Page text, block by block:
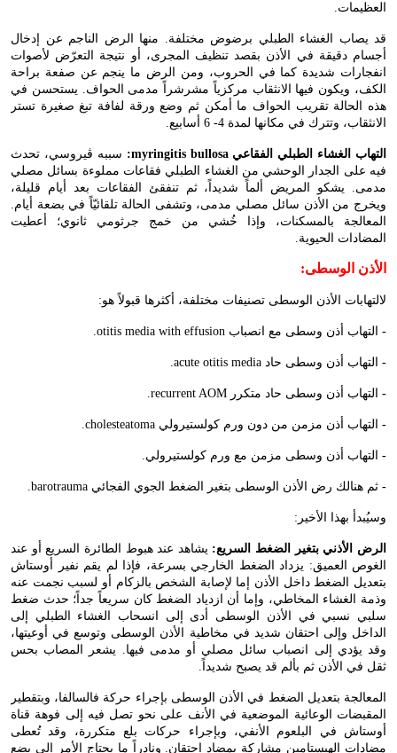
العظيمات.
قد يصاب الغشاء الطبلي برضوض مختلفة. منها الرض الناجم عن إدخال
أجسام دقيقة في الأذن بقصد تنظيف المجرى، أو نتيجة التعرّض لأصوات
انفجارات شديدة كما في الحروب، ومن الرض ما ينجم عن صفعة براحة
الكف، ويكون فيها الانثقاب مركزياً مشرشراً مدمى الحواف. يستحسن في
هذه الحالة تقريب الحواف ما أمكن ثم وضع ورقة لفافة تبغ صغيرة تستر
الانثقاب، وتترك في مكانها لمدة 4- 6 أسابيع.
التهاب الغشاء الطبلي الفقاعي :myringitis bullosa سببه ڤيروسي، تحدث
فيه على الجدار الوحشي من الغشاء الطبلي فقاعات مملوءة بسائل مصلي
مدمى. يشكو المريض ألماً شديداً، ثم تنفقئ الفقاعات بعد أيام قليلة،
ويخرج من الأذن سائل مصلي مدمى، وتشفى الحالة تلقائيّاً في بضعة أيام.
المعالجة بالمسكنات، وإذا خُشي من خمج جرثومي ثانوي؛ أعطيت
المضادات الحيوية.
الأذن الوسطى:
لالتهابات الأذن الوسطى تصنيفات مختلفة، أكثرها قبولاً هو:
- التهاب أذن وسطى مع انصباب otitis media with effusion
.
- التهاب أذن وسطى حاد acute otitis media
.
- التهاب أذن وسطى حاد متكرر recurrent AOM
.
- التهاب أذن مزمن من دون ورم كولستيرولي cholesteatoma
.
- التهاب أذن وسطى مزمن مع ورم كولستيرولي.
- ثم هنالك رض الأذن الوسطى بتغير الضغط الجوي الفجائي barotrauma
.
وسيُبدأ بهذا الأخير:
الرض الأذني بتغير الضغط السريع: يشاهد عند هبوط الطائرة السريع أو عند
الغوص العميق: يزداد الضغط الخارجي بسرعة، فإذا لم يقم نفير أوستاش
بتعديل الضغط داخل الأذن إما لإصابة الشخص بالزكام أو لسبب نجمت عنه
وذمة الغشاء المخاطي، وإما أن ازدياد الضغط كان سريعاً جداً؛ حدث ضغط
سلبي نسبي في الأذن الوسطى أدى إلى انسحاب الغشاء الطبلي إلى
الداخل وإلى احتقان شديد في مخاطية الأذن الوسطى وتوسع في أوعيتها،
وقد يؤدي إلى انصباب سائل مصلي أو مدمى فيها. يشعر المصاب بحس
ثقل في الأذن ثم بألم قد يصبح شديداً.
المعالجة بتعديل الضغط في الأذن الوسطى بإجراء حركة فالسالفا، وبتقطير
المقبضات الوعائية الموضعية في الأنف على نحو تصل فيه إلى فوهة قناة
أوستاش في البلعوم الأنفي، وبإجراء حركات بلع متكررة، وقد تُعطى
مضادات الهيستامين مشاركة بمضاد احتقان. ونادراً ما يحتاج الأمر إلى بضع